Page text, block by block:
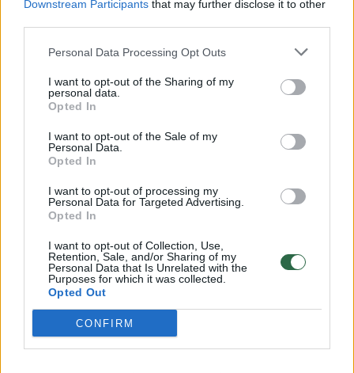
Downstream Participants that may further disclose it to other
Personal Data Processing Opt Outs
I want to opt-out of the Sharing of my
personal data.
Opted In
I want to opt-out of the Sale of my
Personal Data.
Opted In
I want to opt-out of processing my
Personal Data for Targeted Advertising.
Opted In
I want to opt-out of Collection, Use,
Retention, Sale, and/or Sharing of my
Personal Data that Is Unrelated with the
Purposes for which it was collected.
Opted Out
CONFIRM
nustatyti.
ekspertams, šie turės nustatyti tikslią mirties
priežastį. Ekspertai turės atsakyti ir į kitus
pareigūnų klausimus.
Susiję straipsniai